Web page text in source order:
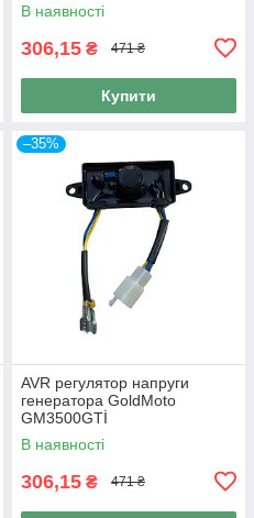
В наявності
306,15 ₴ 471 ₴
Купити
–35%
AVR регулятор напруги
генератора GoldMoto
GM3500GTİ
В наявності
306,15 ₴ 471 ₴